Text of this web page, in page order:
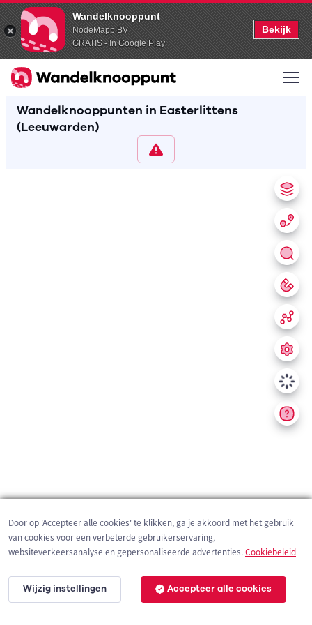
Wandelknooppunt
NodeMapp BV
GRATIS - In Google Play
Bekijk
Wandelknooppunten in Easterlittens
(Leeuwarden)
200 m
Door op 'Accepteer alle cookies' te klikken, ga je akkoord met het gebruik
van cookies voor een verbeterde gebruikerservaring,
websiteverkeersanalyse en gepersonaliseerde advertenties.Cookiebeleid
Wijzig instellingen Accepteer alle cookies